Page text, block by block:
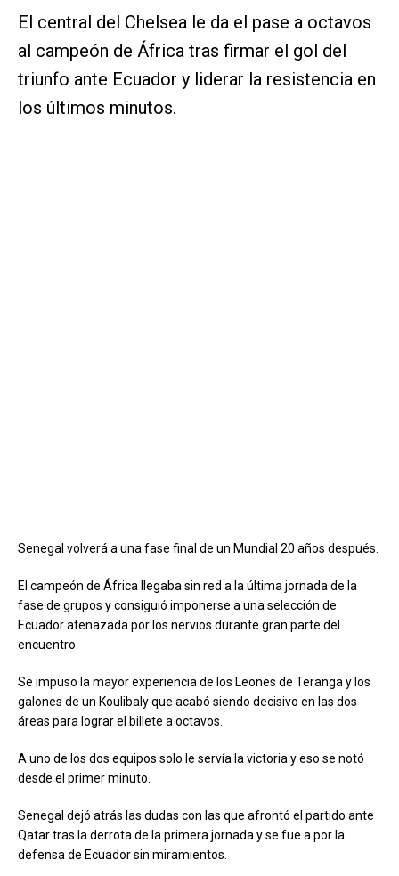
El central del Chelsea le da el pase a octavos
al campeón de África tras firmar el gol del
triunfo ante Ecuador y liderar la resistencia en
los últimos minutos.
Senegal volverá a una fase final de un Mundial 20 años después.
El campeón de África llegaba sin red a la última jornada de la
fase de grupos y consiguió imponerse a una selección de
Ecuador atenazada por los nervios durante gran parte del
encuentro.
Se impuso la mayor experiencia de los Leones de Teranga y los
galones de un Koulibaly que acabó siendo decisivo en las dos
áreas para lograr el billete a octavos.
A uno de los dos equipos solo le servía la victoria y eso se notó
desde el primer minuto.
Senegal dejó atrás las dudas con las que afrontó el partido ante
Qatar tras la derrota de la primera jornada y se fue a por la
defensa de Ecuador sin miramientos.